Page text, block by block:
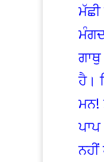
ਹੈ।
ਮਨ!